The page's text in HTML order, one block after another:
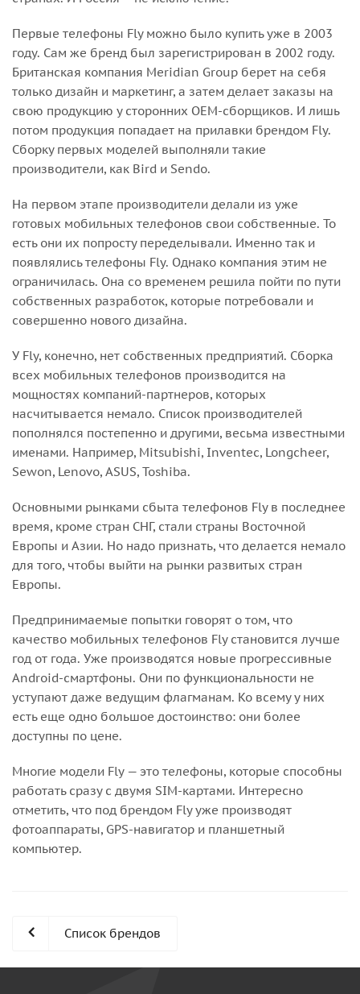
Первые телефоны Fly можно было купить уже в 2003
году. Сам же бренд был зарегистрирован в 2002 году.
Британская компания Meridian Group берет на себя
только дизайн и маркетинг, а затем делает заказы на
свою продукцию у сторонних OEM-сборщиков. И лишь
потом продукция попадает на прилавки брендом Fly.
Сборку первых моделей выполняли такие
производители, как Bird и Sendo.
На первом этапе производители делали из уже
готовых мобильных телефонов свои собственные. То
есть они их попросту переделывали. Именно так и
появлялись телефоны Fly. Однако компания этим не
ограничилась. Она со временем решила пойти по пути
собственных разработок, которые потребовали и
совершенно нового дизайна.
У Fly, конечно, нет собственных предприятий. Сборка
всех мобильных телефонов производится на
мощностях компаний-партнеров, которых
насчитывается немало. Список производителей
пополнялся постепенно и другими, весьма известными
именами. Например, Mitsubishi, Inventec, Longcheer,
Sewon, Lenovo, ASUS, Toshiba.
Основными рынками сбыта телефонов Fly в последнее
время, кроме стран СНГ, стали страны Восточной
Европы и Азии. Но надо признать, что делается немало
для того, чтобы выйти на рынки развитых стран
Европы.
Предпринимаемые попытки говорят о том, что
качество мобильных телефонов Fly становится лучше
год от года. Уже производятся новые прогрессивные
Android-смартфоны. Они по функциональности не
уступают даже ведущим флагманам. Ко всему у них
есть еще одно большое достоинство: они более
доступны по цене.
Многие модели Fly — это телефоны, которые способны
работать сразу с двумя SIM-картами. Интересно
отметить, что под брендом Fly уже производят
фотоаппараты, GPS-навигатор и планшетный
компьютер.
Список брендов